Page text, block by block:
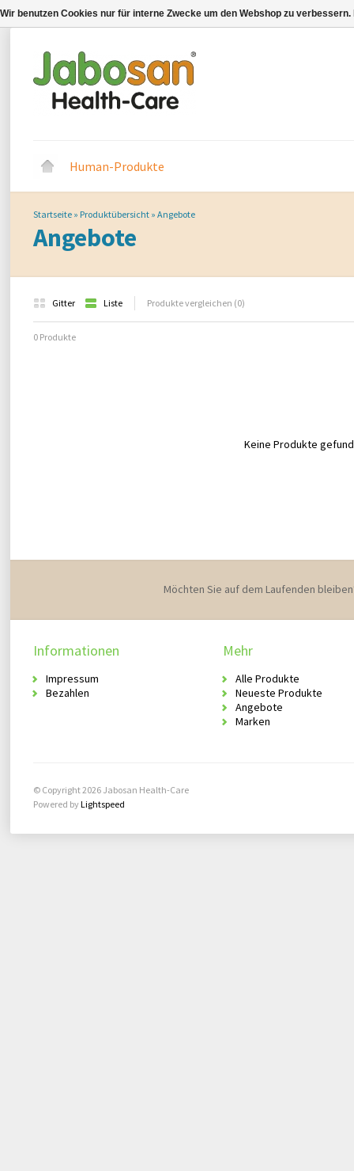
Human-Produkte
Startseite » Produktübersicht » Angebote
Angebote
Gitter Liste Produkte vergleichen (0)
0 Produkte
Keine Produkte
Möchten Sie auf dem Laufenden
Informationen
Impressum
Bezahlen
Mehr
Alle Produkte
Neueste Produkte
Angebote
Marken
© Copyright 2026 Jabosan Health-Care
Powered byLightspeed
Wir benutzen Cookies nur für interne Zwecke um den Webshop zu